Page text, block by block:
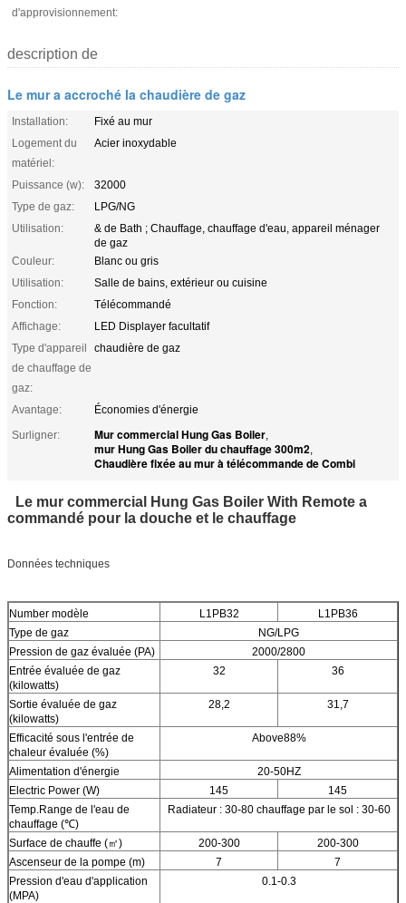
d'approvisionnement:
description de
Le mur a accroché la chaudière de gaz
Installation:
Fixé au mur
Logement du
matériel:
Acier inoxydable
Puissance (w):
32000
Type de gaz:
LPG/NG
Utilisation:
& de Bath ; Chauffage, chauffage d'eau, appareil ménager
de gaz
Couleur:
Blanc ou gris
Utilisation:
Salle de bains, extérieur ou cuisine
Fonction:
Télécommandé
Affichage:
LED Displayer facultatif
Type d'appareil
de chauffage de
gaz:
chaudière de gaz
Avantage:
Économies d'énergie
Surligner:
Mur commercial Hung Gas Boiler,
mur Hung Gas Boiler du chauffage 300m2,
Chaudière fixée au mur à télécommande de Combi
Le mur commercial Hung Gas Boiler With Remote a
commandé pour la douche et le chauffage
Données techniques
Number modèle L1PB32
L1PB36
Type de gaz
NG/LPG
Pression de gaz évaluée (PA)
2000/2800
Entrée évaluée de gaz
(kilowatts)
32 36
Sortie évaluée de gaz
(kilowatts)
28,2 31,7
Efficacité sous l'entrée de
chaleur évaluée (%)
Above88%
Alimentation d'énergie
20-50HZ
Electric Power (W)
145
145
Temp.Range de l'eau de
chauffage (℃)
Radiateur : 30-80 chauffage par le sol : 30-60
Surface de chauffe (㎡) 200-300
200-300
Ascenseur de la pompe (m)
7
7
Pression d'eau d'application
(MPA)
0.1-0.3